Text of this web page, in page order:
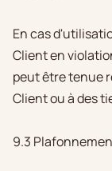
En cas
Client en
peut être tenue
Client ou à des
9.3